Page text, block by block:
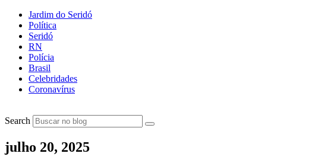
Jardim do Seridó
Política
Seridó
RN
Polícia
Brasil
Celebridades
Coronavírus
Search
julho 20, 2025